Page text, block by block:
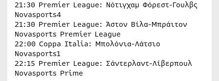
21:30 Premier League: Νότιγχαμ Φόρεστ-Γουλβς
Novasports4
21:30 Premier League: Άστον Βίλα-Μπράιτον
Novasports Premier League
22:00 Coppa Italia: Μπολόνια-Λάτσιο
Novasports1
22:15 Premier League: Σάντερλαντ-Λίβερπουλ
Novasports Prime